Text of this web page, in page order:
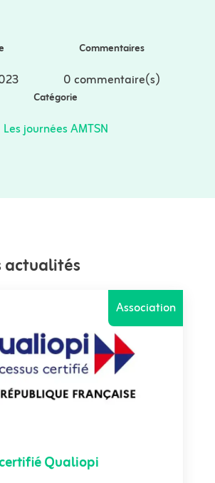
Commentaires
0 commentaire(s)
Catégorie
Les journées AMTSN
actualités
Association
Qualiopi